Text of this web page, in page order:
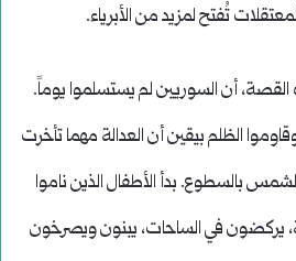
تُفتح لمزيد من الأبرياء.
أن السوريين لم يستسلموا يوماً.
الظلم بيقين أن العدالة مهما تأخرت
بالسطوع. بدأ الأطفال الذين ناموا
يركضون في الساحات، يبنون ويصرخون